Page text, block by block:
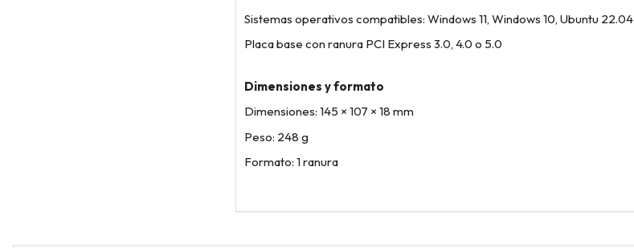
Sistemas operativos compatibles: Windows 11, Windows 10, Ubuntu 22.04
Placa base con ranura PCI Express 3.0, 4.0 o 5.0
Dimensiones y formato
Dimensiones: 145 × 107 × 18 mm
Peso: 248 g
Formato: 1 ranura